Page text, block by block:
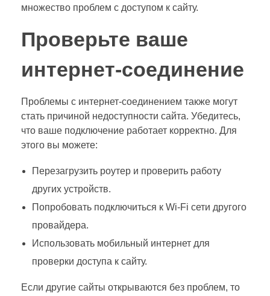
множество проблем с доступом к сайту.
Проверьте ваше
интернет-соединение
Проблемы с интернет-соединением также могут
стать причиной недоступности сайта. Убедитесь,
что ваше подключение работает корректно. Для
этого вы можете:
Перезагрузить роутер и проверить работу
других устройств.
Попробовать подключиться к Wi-Fi сети другого
провайдера.
Использовать мобильный интернет для
проверки доступа к сайту.
Если другие сайты открываются без проблем, то